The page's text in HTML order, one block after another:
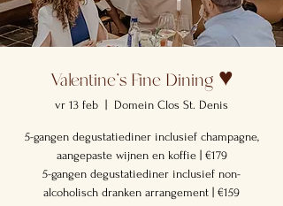
Valentine's Fine Dining ♥️
vr 13 feb Domein Clos St. Denis
5-gangen degustatiediner inclusief champagne,
aangepaste wijnen en koffie | €179
5-gangen degustatiediner inclusief non-
alcoholisch dranken arrangement | €159